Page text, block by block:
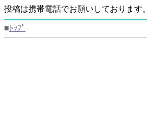
投稿は携帯電話でお願いしております。
■ ﾄｯﾌﾟ